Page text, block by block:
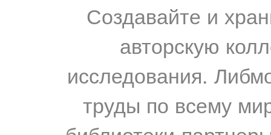
Создавайте и
авторскую
исследования.
труды по всему